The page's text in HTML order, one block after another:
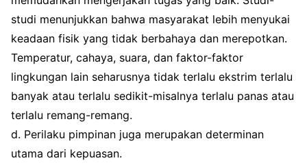
studi menunjukkan bahwa masyarakat lebih menyukai
keadaan fisik yang tidak berbahaya dan merepotkan.
Temperatur, cahaya, suara, dan faktor-faktor
lingkungan lain seharusnya tidak terlalu ekstrim terlalu
banyak atau terlalu sedikit-misalnya terlalu panas atau
terlalu remang-remang.
d. Perilaku pimpinan juga merupakan determinan
utama dari kepuasan.